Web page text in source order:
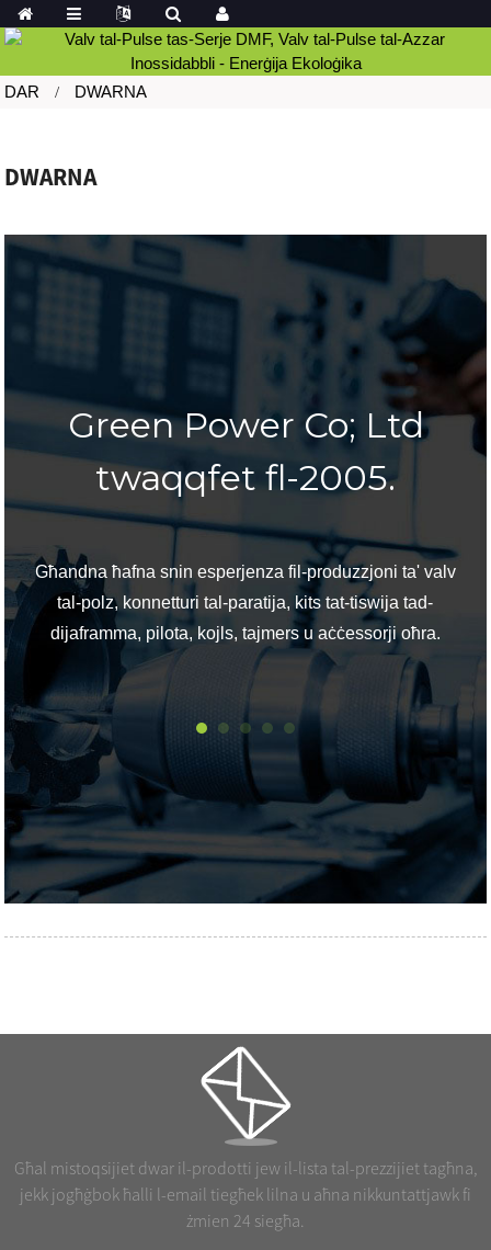
DAR DWARNA
DWARNA
Green Power Co; Ltd
twaqqfet fl-2005.
Għandna ħafna snin esperjenza fil-produzzjoni ta' valv
tal-polz, konnetturi tal-paratija, kits tat-tiswija tad-
dijaframma, pilota, kojls, tajmers u aċċessorji oħra.
Għal mistoqsijiet dwar il-prodotti jew il-lista tal-prezzijiet tagħna,
jekk jogħġbok ħalli l-email tiegħek lilna u aħna nikkuntattjawk fi
żmien 24 siegħa.